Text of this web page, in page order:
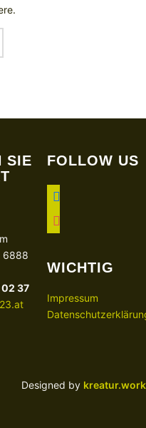
SIE
6888
37
FOLLOW US
facebook
instagram
WICHTIG
Impressum
Designed by kreatur.work